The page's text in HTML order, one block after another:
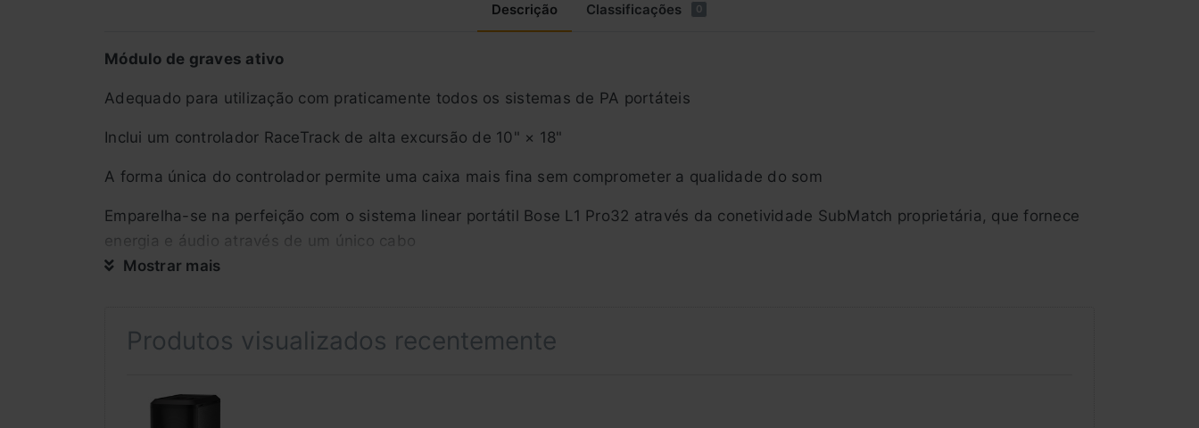
Descrição Classificações 0
Módulo de graves ativo
Adequado para utilização com praticamente todos os sistemas de PA portáteis
Inclui um controlador RaceTrack de alta excursão de 10" × 18"
A forma única do controlador permite uma caixa mais fina sem comprometer a qualidade do som
Emparelha-se na perfeição com o sistema linear portátil Bose L1 Pro32 através da conetividade SubMatch proprietária, que fornece
energia e áudio através de um único cabo
Emparelhar com outros altifalantes activos através da entrada e saída de linha com modos de crossover selecionáveis
Mostrar mais
Produtos visualizados recentemente